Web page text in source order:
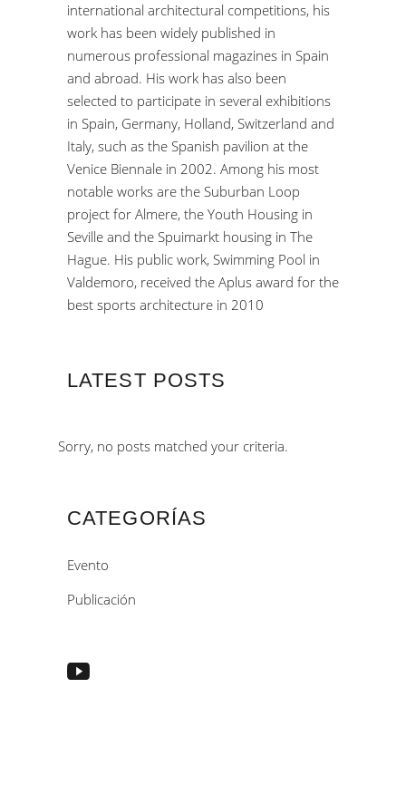
international architectural competitions, his
work has been widely published in
numerous professional magazines in Spain
and abroad. His work has also been
selected to participate in several exhibitions
in Spain, Germany, Holland, Switzerland and
Italy, such as the Spanish pavilion at the
Venice Biennale in 2002. Among his most
notable works are the Suburban Loop
project for Almere, the Youth Housing in
Seville and the Spuimarkt housing in The
Hague. His public work, Swimming Pool in
Valdemoro, received the Aplus award for the
best sports architecture in 2010
LATEST POSTS
Sorry, no posts matched your criteria.
CATEGORÍAS
Evento
Publicación